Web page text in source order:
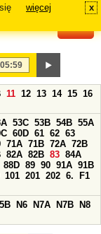
więcej x
11 12 13 14 15 16
53C 53B 54B 55A
60D 61 62 63
71A 71B 72A 72B
82A 82B 83 84A
88D 89 90 91A 91B
101 201 202 6.
F1
N6 N7A N7B
N8